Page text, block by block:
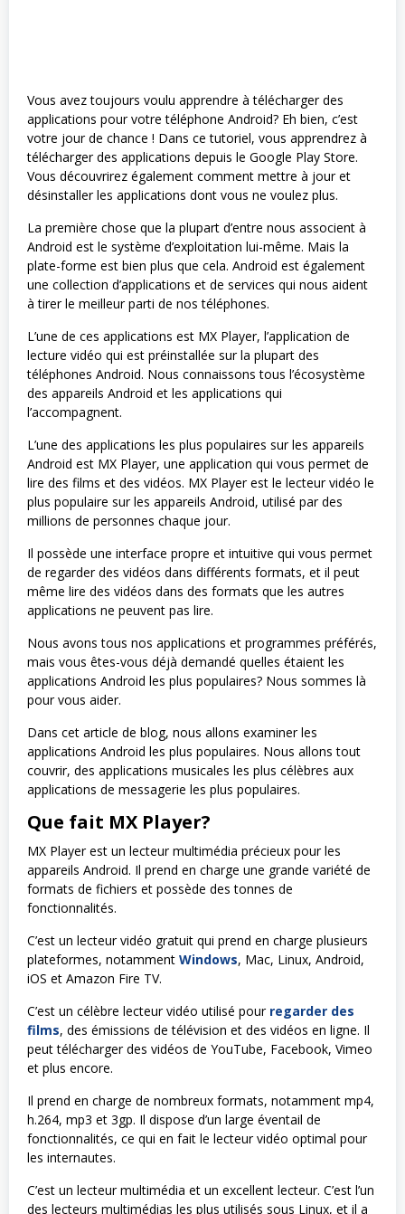
Vous avez toujours voulu apprendre à télécharger des
applications pour votre téléphone Android? Eh bien, c’est
votre jour de chance ! Dans ce tutoriel, vous apprendrez à
télécharger des applications depuis le Google Play Store.
Vous découvrirez également comment mettre à jour et
désinstaller les applications dont vous ne voulez plus.
La première chose que la plupart d’entre nous associent à
Android est le système d’exploitation lui-même. Mais la
plate-forme est bien plus que cela. Android est également
une collection d’applications et de services qui nous aident
à tirer le meilleur parti de nos téléphones.
L’une de ces applications est MX Player, l’application de
lecture vidéo qui est préinstallée sur la plupart des
téléphones Android. Nous connaissons tous l’écosystème
des appareils Android et les applications qui
l’accompagnent.
L’une des applications les plus populaires sur les appareils
Android est MX Player, une application qui vous permet de
lire des films et des vidéos. MX Player est le lecteur vidéo le
plus populaire sur les appareils Android, utilisé par des
millions de personnes chaque jour.
Il possède une interface propre et intuitive qui vous permet
de regarder des vidéos dans différents formats, et il peut
même lire des vidéos dans des formats que les autres
applications ne peuvent pas lire.
Nous avons tous nos applications et programmes préférés,
mais vous êtes-vous déjà demandé quelles étaient les
applications Android les plus populaires? Nous sommes là
pour vous aider.
Dans cet article de blog, nous allons examiner les
applications Android les plus populaires. Nous allons tout
couvrir, des applications musicales les plus célèbres aux
applications de messagerie les plus populaires.
Que fait MX Player?
MX Player est un lecteur multimédia précieux pour les
appareils Android. Il prend en charge une grande variété de
formats de fichiers et possède des tonnes de
fonctionnalités.
C’est un lecteur vidéo gratuit qui prend en charge plusieurs
plateformes, notamment Windows, Mac, Linux, Android,
iOS et Amazon Fire TV.
C’est un célèbre lecteur vidéo utilisé pour regarder des
films, des émissions de télévision et des vidéos en ligne. Il
peut télécharger des vidéos de YouTube, Facebook, Vimeo
et plus encore.
Il prend en charge de nombreux formats, notamment mp4,
h.264, mp3 et 3gp. Il dispose d’un large éventail de
fonctionnalités, ce qui en fait le lecteur vidéo optimal pour
les internautes.
C’est un lecteur multimédia et un excellent lecteur. C’est l’un
des lecteurs multimédias les plus utilisés sous Linux, et il a